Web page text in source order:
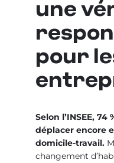
une
pour
Selon l’INSEE,
déplacer encore
domicile-travail.
changement